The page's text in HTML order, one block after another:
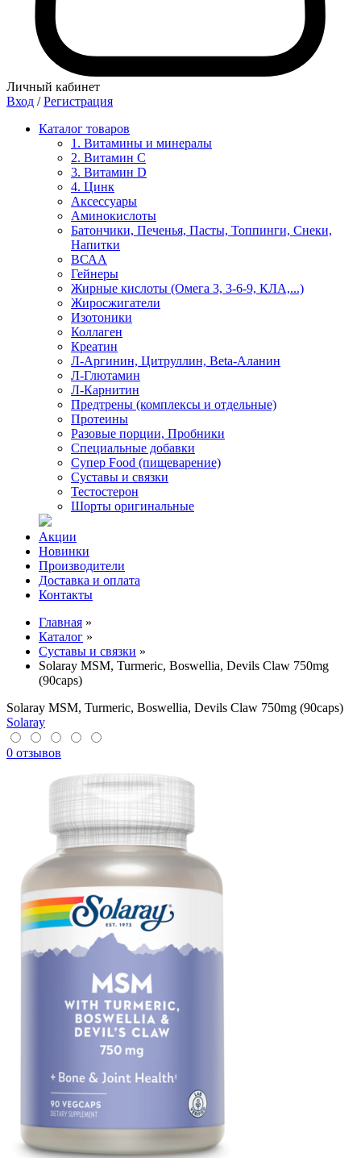
Личный кабинет
Вход / Регистрация
Каталог товаров
1. Витамины и минералы
2. Витамин С
3. Витамин D
4. Цинк
Аксессуары
Аминокислоты
Батончики, Печенья, Пасты, Топпинги, Снеки,
Напитки
ВСАА
Гейнеры
Жирные кислоты (Омега 3, 3-6-9, КЛА,...)
Жиросжигатели
Изотоники
Коллаген
Креатин
Л-Аргинин, Цитруллин, Beta-Аланин
Л-Глютамин
Л-Карнитин
Предтрены (комплексы и отдельные)
Протеины
Разовые порции, Пробники
Специальные добавки
Супер Food (пищеварение)
Суставы и связки
Тестостерон
Шорты оригинальные
Акции
Новинки
Производители
Доставка и оплата
Контакты
Главная »
Каталог »
Суставы и связки »
Solaray MSM, Turmeric, Boswellia, Devils Claw 750mg
(90caps)
Solaray MSM, Turmeric, Boswellia, Devils Claw 750mg (90caps)
Solaray
0 отзывов